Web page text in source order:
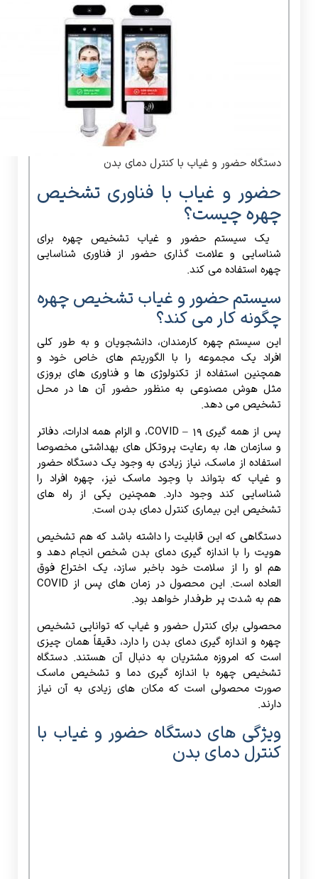
دستگاه حضور و غیاب با کنترل دمای بدن
حضور و غیاب با فناوری تشخیص
چهره چیست؟
یک سیستم حضور و غیاب تشخیص چهره برای
شناسایی و علامت گذاری حضور از فناوری شناسایی
چهره استفاده می کند.
سیستم حضور و غیاب تشخیص چهره
چگونه کار می کند؟
این سیستم چهره کارمندان، دانشجویان و به طور کلی
افراد یک مجموعه را با الگوریتم های خاص خود و
همچنین استفاده از تکنولوژی ها و فناوری های بروزی
مثل هوش مصنوعی به منظور حضور آن ها در محل
تشخیص می دهد.
پس از همه گیری COVID – 19، و الزام همه ادارات، دفاتر
و سازمان ها، به رعایت پروتکل های بهداشتی مخصوصا
استفاده از ماسک، نیاز زیادی به وجود یک دستگاه حضور
و غیاب که بتواند با وجود ماسک نیز، چهره افراد را
شناسایی کند وجود دارد. همچنین یکی از راه های
تشخیص این بیماری کنترل دمای بدن است.
دستگاهی که این قابلیت را داشته باشد که هم تشخیص
هویت را با اندازه گیری دمای بدن شخص انجام دهد و
هم او را از سلامت خود باخبر سازد، یک اختراع فوق
العاده است. این محصول در زمان های پس از COVID
هم به شدت پر طرفدار خواهد بود.
محصولی برای کنترل حضور و غیاب که توانایی تشخیص
چهره و اندازه گیری دمای بدن را دارد، دقیقاً همان چیزی
است که امروزه مشتریان به دنبال آن هستند. دستگاه
تشخیص چهره با اندازه گیری دما و تشخیص ماسک
صورت محصولی است که مکان های زیادی به آن نیاز
دارند.
ویژگی های دستگاه حضور و غیاب با
کنترل دمای بدن